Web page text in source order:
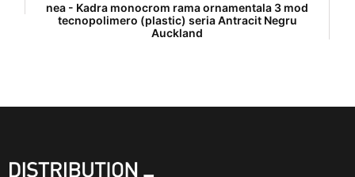
nea - Kadra monocrom rama ornamentala 3 mod
tecnopolimero (plastic) seria Antracit Negru
Auckland